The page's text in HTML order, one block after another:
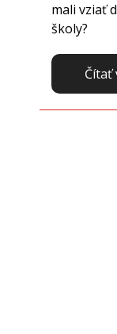
mali vziať
školy?
Čítať